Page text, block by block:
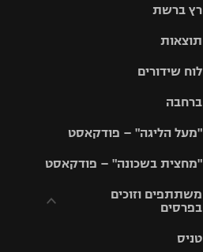
רץ ברשת
תוצאות
לוח שידורים
ברחבה
"מעל הליגה" – פודקאסט
"מחצית בשכונה" – פודקאסט
משתתפים וזוכים
בפרסים
טניס